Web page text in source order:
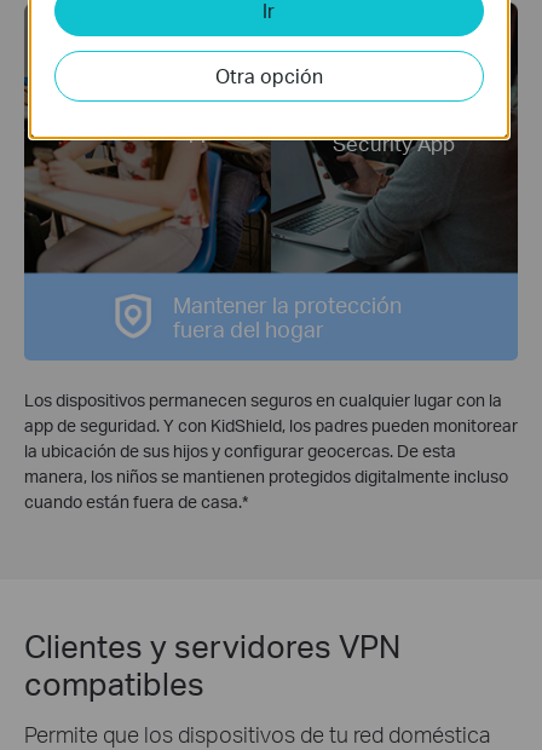
Mantener la protección
fuera del hogar
KidShield App
Security App
Los dispositivos permanecen seguros en cualquier lugar con la
app de seguridad. Y con KidShield, los padres pueden monitorear
la ubicación de sus hijos y configurar geocercas. De esta
manera, los niños se mantienen protegidos digitalmente incluso
cuando están fuera de casa.*
Clientes y servidores VPN
compatibles
Permite que los dispositivos de tu red doméstica
Ir
Otra opción